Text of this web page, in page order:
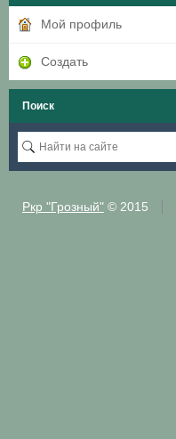
Мой профиль
Создать
Поиск
Ркр "Грозный"© 2015